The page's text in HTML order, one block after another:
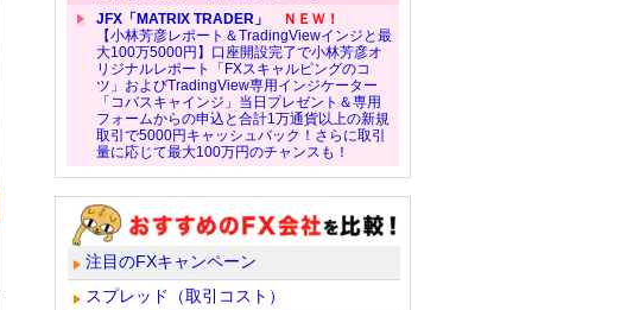
JFX「MATRIX TRADER」
ＮＥＷ！
【小林芳彦レポート＆TradingViewインジと最
大100万5000円】口座開設完了で小林芳彦オ
リジナルレポート「FXスキャルピングのコ
ツ」およびTradingView専用インジケーター
「コバスキャインジ」当日プレゼント＆専用
フォームからの申込と合計1万通貨以上の新規
取引で5000円キャッシュバック！さらに取引
量に応じて最大100万円のチャンスも！
注目のFXキャンペーン
スプレッド（取引コスト）